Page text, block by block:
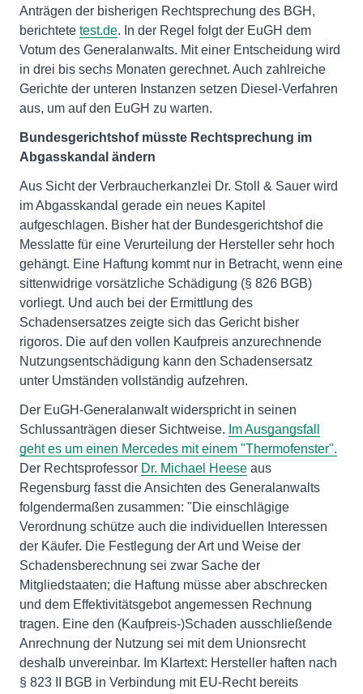
Anträgen der bisherigen Rechtsprechung des BGH,
berichtete test.de. In der Regel folgt der EuGH dem
Votum des Generalanwalts. Mit einer Entscheidung wird
in drei bis sechs Monaten gerechnet. Auch zahlreiche
Gerichte der unteren Instanzen setzen Diesel-Verfahren
aus, um auf den EuGH zu warten.
Bundesgerichtshof müsste Rechtsprechung im
Abgasskandal ändern
Aus Sicht der Verbraucherkanzlei Dr. Stoll & Sauer wird
im Abgasskandal gerade ein neues Kapitel
aufgeschlagen. Bisher hat der Bundesgerichtshof die
Messlatte für eine Verurteilung der Hersteller sehr hoch
gehängt. Eine Haftung kommt nur in Betracht, wenn eine
sittenwidrige vorsätzliche Schädigung (§ 826 BGB)
vorliegt. Und auch bei der Ermittlung des
Schadensersatzes zeigte sich das Gericht bisher
rigoros. Die auf den vollen Kaufpreis anzurechnende
Nutzungsentschädigung kann den Schadensersatz
unter Umständen vollständig aufzehren.
Der EuGH-Generalanwalt widerspricht in seinen
Schlussanträgen dieser Sichtweise. Im Ausgangsfall
geht es um einen Mercedes mit einem "Thermofenster".
Der Rechtsprofessor Dr. Michael Heese aus
Regensburg fasst die Ansichten des Generalanwalts
folgendermaßen zusammen: "Die einschlägige
Verordnung schütze auch die individuellen Interessen
der Käufer. Die Festlegung der Art und Weise der
Schadensberechnung sei zwar Sache der
Mitgliedstaaten; die Haftung müsse aber abschrecken
und dem Effektivitätsgebot angemessen Rechnung
tragen. Eine den (Kaufpreis-)Schaden ausschließende
Anrechnung der Nutzung sei mit dem Unionsrecht
deshalb unvereinbar. Im Klartext: Hersteller haften nach
§ 823 II BGB in Verbindung mit EU-Recht bereits